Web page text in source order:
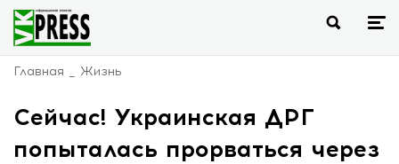
Главная Жизнь
Сейчас! Украинская ДРГ
попыталась прорваться через